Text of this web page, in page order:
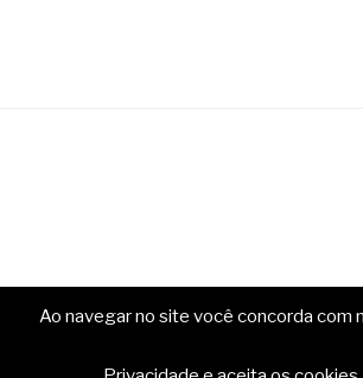
Ao navegar no site você concorda com
reservados.